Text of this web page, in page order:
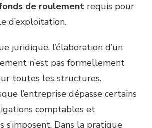
de roulement requis pour
d’exploitation.
juridique, l’élaboration d’un
n’est pas formellement
toutes les structures.
l’entreprise dépasse certains
comptables et
s’imposent. Dans la pratique